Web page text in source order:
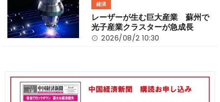
経済
レーザーが生む巨大産業 蘇州で
光子産業クラスターが急成長
2026/08/2 10:30